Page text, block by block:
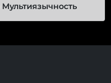
Мультиязычность